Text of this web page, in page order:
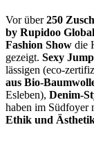
Vor über250
by Rupidoo
Fashion Show die
gezeigt. Sexy
lässigen (eco-
aus Bio-
Esleben), Denim-
haben im Südfoyer
Ethik und